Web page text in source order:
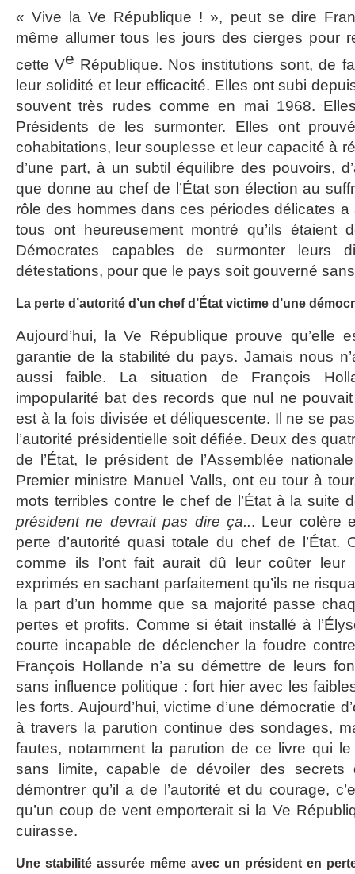
« Vive la Ve République ! », peut se dire
même allumer tous les jours des cierges pour
cette Ve République. Nos institutions sont, de
leur solidité et leur efficacité. Elles ont subi
souvent très rudes comme en mai 1968.
Présidents de les surmonter. Elles ont
cohabitations, leur souplesse et leur capacité à
d’une part, à un subtil équilibre des pouvoirs,
que donne au chef de l’État son élection au
rôle des hommes dans ces périodes délicates
tous ont heureusement montré qu’ils étaient
Démocrates capables de surmonter leurs
détestations, pour que le pays soit gouverné
La perte d’autorité d’un chef d’État victime d’une
Aujourd’hui, la Ve République prouve qu’elle
garantie de la stabilité du pays. Jamais nous
aussi faible. La situation de François
impopularité bat des records que nul ne
est à la fois divisée et déliquescente. Il ne se
l’autorité présidentielle soit défiée. Deux des
de l’État, le président de l’Assemblée
Premier ministre Manuel Valls, ont eu tour à
mots terribles contre le chef de l’État à la suite
président ne devrait pas dire ça... Leur colère
perte d’autorité quasi totale du chef de l’État.
comme ils l’ont fait aurait dû leur coûter
exprimés en sachant parfaitement qu’ils ne
la part d’un homme que sa majorité passe
pertes et profits. Comme si était installé à
courte incapable de déclencher la foudre
François Hollande n’a su démettre de leurs
sans influence politique : fort hier avec les
les forts. Aujourd’hui, victime d’une démocratie
à travers la parution continue des sondages,
fautes, notamment la parution de ce livre qui le
sans limite, capable de dévoiler des secrets
démontrer qu’il a de l’autorité et du courage,
qu’un coup de vent emporterait si la Ve
cuirasse.
Une stabilité assurée même avec un président en